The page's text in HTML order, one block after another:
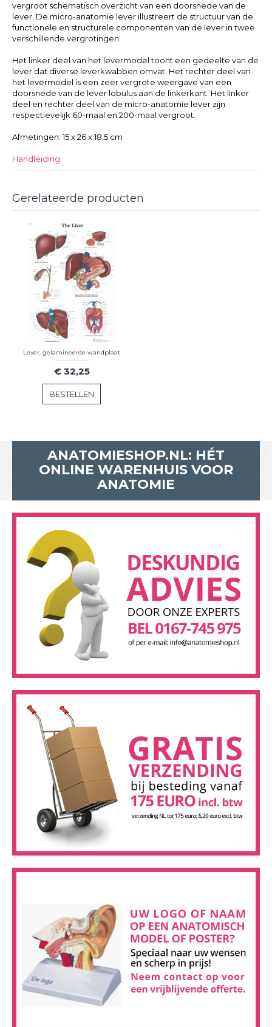
vergroot schematisch overzicht van een doorsnede van de
lever. De micro-anatomie lever illustreert de structuur van de
functionele en structurele componenten van de lever in twee
verschillende vergrotingen.
Het linker deel van het levermodel toont een gedeelte van de
lever dat diverse leverkwabben omvat. Het rechter deel van
het levermodel is een zeer vergrote weergave van een
doorsnede van de lever lobulus aan de linkerkant. Het linker
deel en rechter deel van de micro-anatomie lever zijn
respectievelijk 60-maal en 200-maal vergroot.
Afmetingen: 15 x 26 x 18,5 cm
Handleiding
Gerelateerde producten
Lever, gelamineerde wandplaat
€ 32,25
BESTELLEN
ANATOMIESHOP.NL: HÉT
ONLINE WARENHUIS VOOR
ANATOMIE